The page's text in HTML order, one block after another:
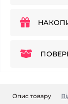
Опис товару